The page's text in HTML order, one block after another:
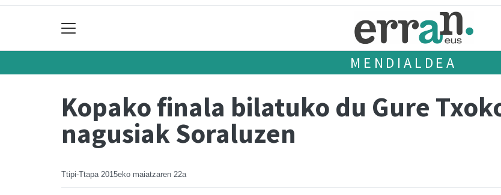
MENDIALDEA
Kopako finala bilatuko du Gure
nagusiak Soraluzen
Ttipi-Ttapa 2015eko maiatzaren 22a